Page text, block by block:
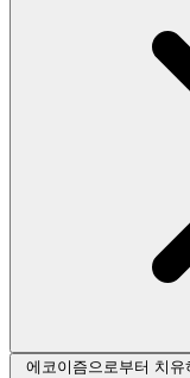
에코이즘으로부터 치